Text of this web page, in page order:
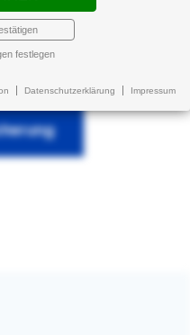
festlegen
Datenschutzerklärung Impressum